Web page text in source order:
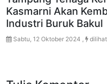
Kasmarni Akan
Industri Buruk Bakul
Sabtu, 12 Oktober 2024 ,